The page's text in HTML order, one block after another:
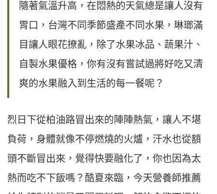
隨著氣溫升高，在悶熱的天氣總是讓人沒有
胃口，台灣不同季節盛產不同水果，琳瑯滿
目讓人眼花撩亂，除了水果冰品、蔬果汁、
自製水果優格，你有沒有嘗試過將好吃又清
爽的水果融入到生活的每一餐呢？
烈日下從柏油路冒出來的陣陣熱氣，讓人不堪
負荷，身體就像不停燃燒的火爐，汗水也從額
頭不斷冒出來，覺得快要融化了，你也因為太
熱而吃不下飯嗎？酷夏來臨，今天營養師推薦